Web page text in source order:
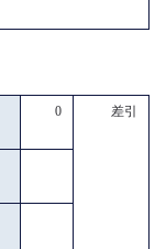
0 差引